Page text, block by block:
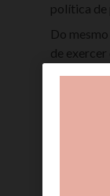
política de
Do
de
acordo co
Xeral de
dirixirse a
por